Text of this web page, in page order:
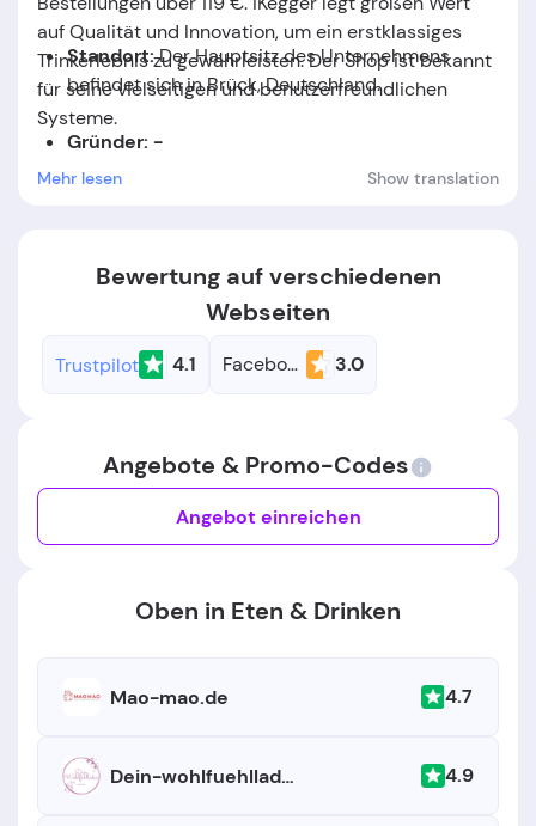
auf Qualität und Innovation, um ein erstklassiges
Trinkerlebnis zu gewährleisten. Der Shop ist bekannt
für seine vielseitigen und benutzerfreundlichen
Systeme.
Standort:Der Hauptsitz des Unternehmens
befindet sich in Brück, Deutschland.
Gründer: -
Mehr lesen Show translation
Bewertung auf verschiedenen
Webseiten
Trustpilot 4.1 Facebook 3.0
Angebote & Promo-Codes
Angebot einreichen
Oben in Eten & Drinken
Mao-mao.de 4.7
Dein-wohlfuehlladen.de 4.9